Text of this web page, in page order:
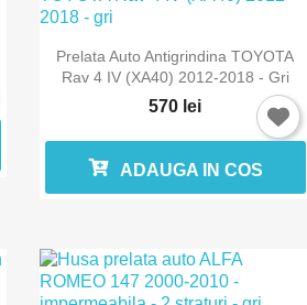
 Vizualizare rapida
Prelata Auto Antigrindina TOYOTA
Rav 4 IV (XA40) 2012-2018 - Gri
570 lei
ADAUGA IN COS